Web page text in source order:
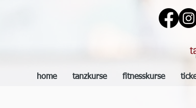
home tanzkurse fitnesskurse